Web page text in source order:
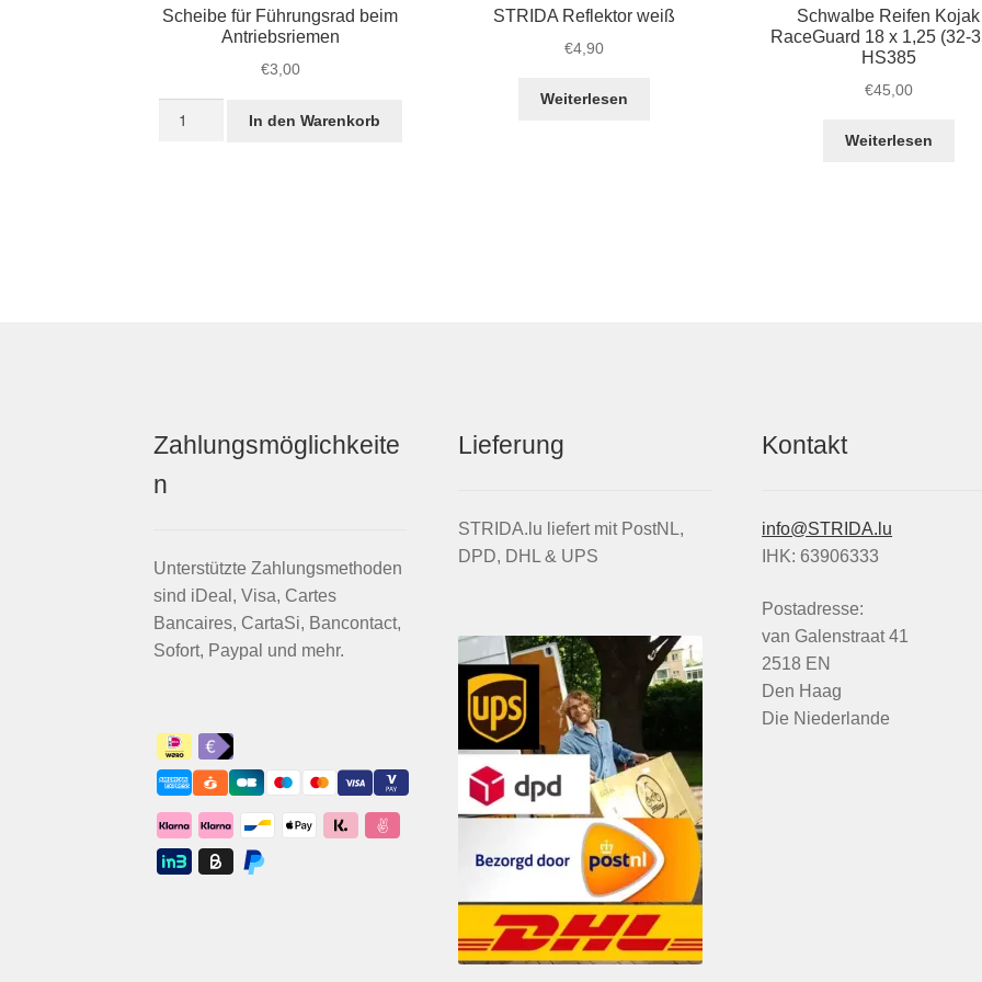
Scheibe für Führungsrad beim
Antriebsriemen
€3,00
In den Warenkorb
STRIDA Reflektor weiß
€4,90
Weiterlesen
Schwalbe Reifen Kojak
RaceGuard 18 x 1,25 (32-
HS385
€45,00
Weiterlesen
Zahlungsmöglichkeite
n
Unterstützte Zahlungsmethoden
sind iDeal, Visa, Cartes
Bancaires, CartaSi, Bancontact,
Sofort, Paypal und mehr.
Lieferung
STRIDA.lu liefert mit PostNL,
DPD, DHL & UPS
Kontakt
info@STRIDA.lu
IHK: 63906333
Postadresse:
van Galenstraat 41
2518 EN
Den Haag
Die Niederlande